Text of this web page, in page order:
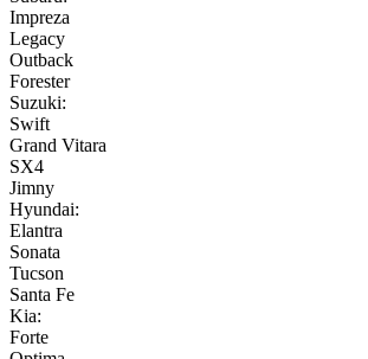
Impreza
Legacy
Outback
Forester
Suzuki:
Swift
Grand Vitara
SX4
Jimny
Hyundai:
Elantra
Sonata
Tucson
Santa Fe
Kia:
Forte